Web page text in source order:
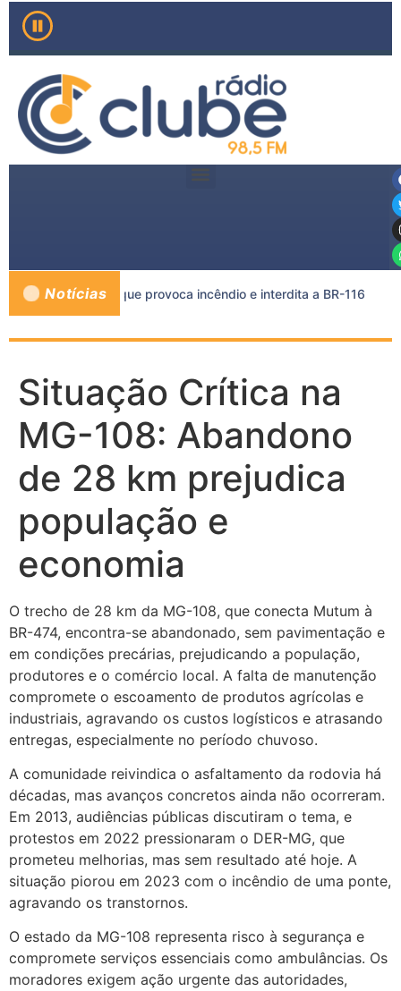
Notícias
e caminhão-tanque provoca incêndio e interdita a BR-116
Situação Crítica na
MG-108: Abandono
de 28 km prejudica
população e
economia
O trecho de 28 km da MG-108, que conecta Mutum à
BR-474, encontra-se abandonado, sem pavimentação e
em condições precárias, prejudicando a população,
produtores e o comércio local. A falta de manutenção
compromete o escoamento de produtos agrícolas e
industriais, agravando os custos logísticos e atrasando
entregas, especialmente no período chuvoso.
A comunidade reivindica o asfaltamento da rodovia há
décadas, mas avanços concretos ainda não ocorreram.
Em 2013, audiências públicas discutiram o tema, e
protestos em 2022 pressionaram o DER-MG, que
prometeu melhorias, mas sem resultado até hoje. A
situação piorou em 2023 com o incêndio de uma ponte,
agravando os transtornos.
O estado da MG-108 representa risco à segurança e
compromete serviços essenciais como ambulâncias. Os
moradores exigem ação urgente das autoridades,